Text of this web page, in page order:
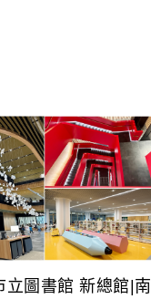
立圖書館 新總館|南